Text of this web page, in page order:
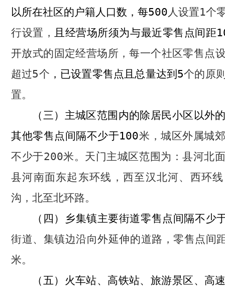
以所在社区的户籍人口数，每500人设置1个
行设置， 且经营场所须为与最近零售点间距
开放式的固定经营场所，每一个社区零售点
超过5个 ，已设置零售点且总量达到5个的原
置。
（三） 主城区范围内的除居民小区以外
其他零售点间隔不少于100米，城区外属城
不少于200米。天门主城区范围为：县河北
县河南面东起东环线，西至汉北河、西环
沟，北至北环路。
（四）
乡集镇主要街道零售点间隔不少
街道、集镇边沿向外延伸的道路，零售点间
米。
（五）
火车站、高铁站、旅游景区、高